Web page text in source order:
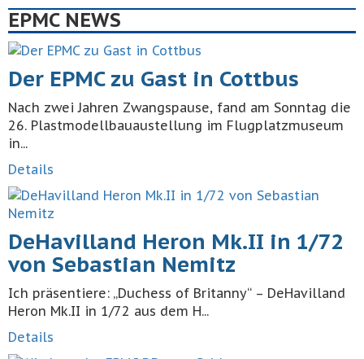
EPMC NEWS
Der EPMC zu Gast in Cottbus
Nach zwei Jahren Zwangspause, fand am Sonntag die
26. Plastmodellbauaustellung im Flugplatzmuseum
in...
Details
DeHavilland Heron Mk.II in 1/72
von Sebastian Nemitz
Ich präsentiere: „Duchess of Britanny“ – DeHavilland
Heron Mk.II in 1/72 aus dem H...
Details